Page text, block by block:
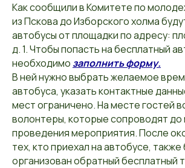
Как сообщили в Комитете по
из Пскова до Изборского холма
автобусы от площадки по адресу:
д. 1. Чтобы попасть на бесплатный
необходимо заполнить форму.
В ней нужно выбрать желаемое
автобуса, указать контактные
мест ограничено. На месте гостей
волонтеры, которые сопроводят до
проведения мероприятия. После
тех, кто приехал на автобусе, также
организован обратный бесплатный